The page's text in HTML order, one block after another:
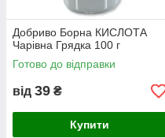
Добриво Борна КИСЛОТА
Чарівна Грядка 100 г
Готово до відправки
від 39 ₴
Купити